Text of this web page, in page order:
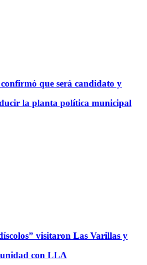
que será candidato y
la planta política municipal
visitaron Las Varillas y
con LLA